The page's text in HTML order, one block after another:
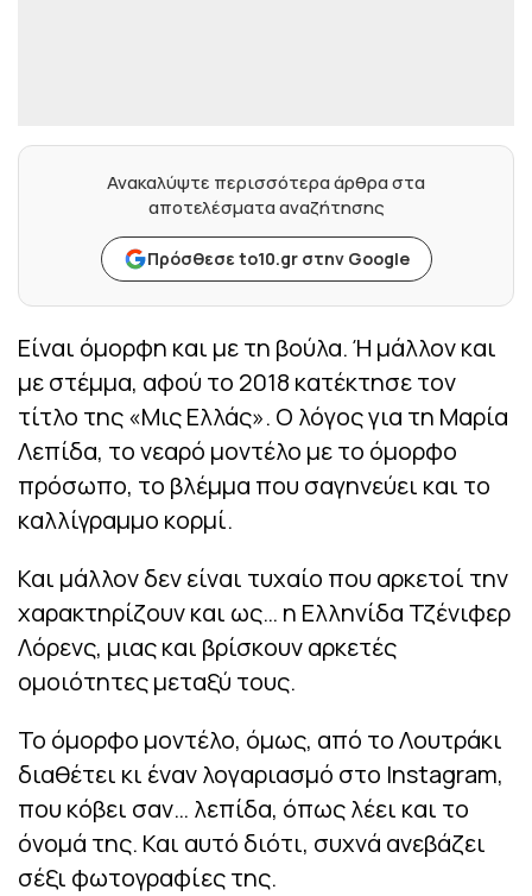
Ανακαλύψτε περισσότερα άρθρα στα
αποτελέσματα αναζήτησης
Πρόσθεσε to10.gr στην Google
Είναι όμορφη και με τη βούλα. Ή μάλλον και
με στέμμα, αφού το 2018 κατέκτησε τον
τίτλο της «Μις Ελλάς». Ο λόγος για τη Μαρία
Λεπίδα, το νεαρό μοντέλο με το όμορφο
πρόσωπο, το βλέμμα που σαγηνεύει και το
καλλίγραμμο κορμί.
Και μάλλον δεν είναι τυχαίο που αρκετοί την
χαρακτηρίζουν και ως… η Ελληνίδα Τζένιφερ
Λόρενς, μιας και βρίσκουν αρκετές
ομοιότητες μεταξύ τους.
Το όμορφο μοντέλο, όμως, από το Λουτράκι
διαθέτει κι έναν λογαριασμό στο Instagram,
που κόβει σαν… λεπίδα, όπως λέει και το
όνομά της. Και αυτό διότι, συχνά ανεβάζει
σέξι φωτογραφίες της.